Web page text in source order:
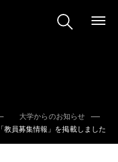
大学からのお知らせ
「教員募集情報」を掲載しました